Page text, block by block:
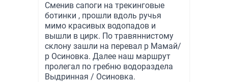
Сменив сапоги на трекинговые
ботинки , прошли вдоль ручья
мимо красивых водопадов и
вышли в цирк. По травяннистому
склону зашли на перевал р Мамай/
р Осиновка. Далее наш маршрут
пролегал по гребню водораздела
Выдринная / Осиновка.